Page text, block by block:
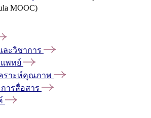
MOOC)
ะวิชาการ
พทย์
ราะห์คุณภาพ
ารสื่อสาร